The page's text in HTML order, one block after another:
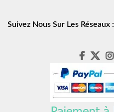
Suivez Nous Sur Les Réseaux :